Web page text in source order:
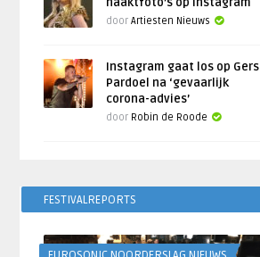
doorArtiesten Nieuws
Instagram gaat los op Gers
Pardoel na ‘gevaarlijk
corona-advies’
door Robin de Roode
FESTIVALREPORTS